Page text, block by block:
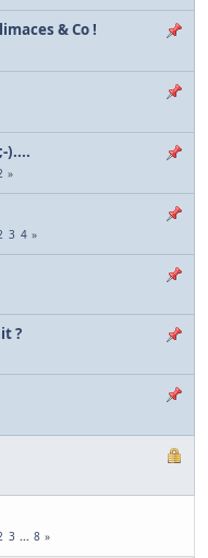
& Co !
)....
3 4
?
3 ... 8